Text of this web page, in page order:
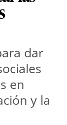
dar
en
y la